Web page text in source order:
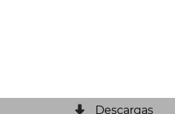
Descargas